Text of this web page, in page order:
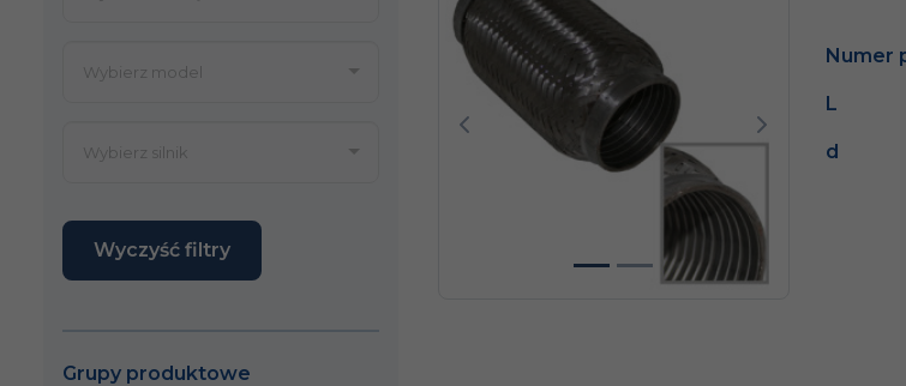
Wyczyść filtry
Grupy produktowe
Poprzedni Następny
Numer
L
d